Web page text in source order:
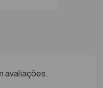
avaliações.